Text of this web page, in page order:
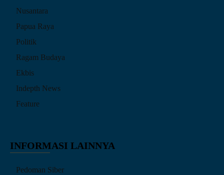
Nusantara
Papua Raya
Politik
Ragam Budaya
Ekbis
Indepth News
Feature
INFORMASI LAINNYA
Pedoman Siber